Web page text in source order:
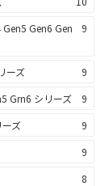
Gen6 Gen
9
ーズ
9
Grn6 シリーズ
9
ズ
9
9
8